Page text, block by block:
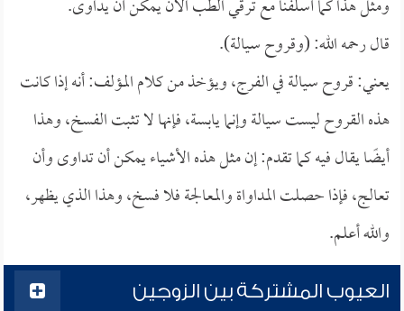
ومثل هذا كما أسلفنا مع ترقي الطب الآن يمكن أن يداوى.
قال رحمه الله: (وقروح سيالة).
يعني: قروح سيالة في الفرج، ويؤخذ من كلام المؤلف: أنه إذا كانت
هذه القروح ليست سيالة وإنما يابسة، فإنها لا تثبت الفسخ، وهذا
أيضًا يقال فيه كما تقدم: إن مثل هذه الأشياء يمكن أن تداوى وأن
تعالج، فإذا حصلت المداواة والمعالجة فلا فسخ، وهذا الذي يظهر،
والله أعلم.
العيوب المشتركة بين الزوجين